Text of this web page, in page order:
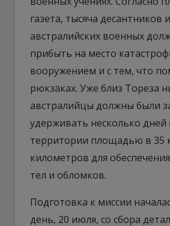
газета, тысяча десантников
австралийских военных
прибыть на место
вооружением и с тем, что
рюкзаках. Уже близ Тореза
австралийцы должны были
удерживать несколько
территории площадью в 35
километров для
тел и обломков.
Подготовка к миссии
день, 20 июля, со сбора